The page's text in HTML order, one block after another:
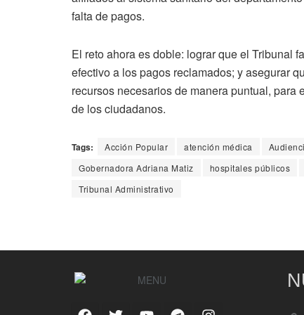
falta de pagos.
El reto ahora es doble: lograr que el Tribunal
efectivo a los pagos reclamados; y asegurar
recursos necesarios de manera puntual,
de los ciudadanos.
Tags: Acción Popular atención médica
Gobernadora Adriana Matiz
hospitales públicos
Tribunal Administrativo